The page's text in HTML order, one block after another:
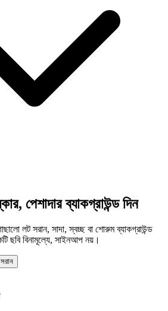
পেশাদার ব্যাকগ্রাউন্ড দিন
লট সরান, সাদা, স্বচ্ছ বা শোরুম ব্যাকগ্রাউন্ড
ছবি বিনামূল্যে, সাইনআপ নয়।